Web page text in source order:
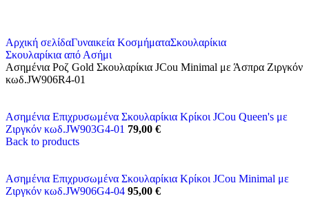
Αρχική σελίδαΓυναικεία ΚοσμήματαΣκουλαρίκια
Σκουλαρίκια από Ασήμι
Ασημένια Ροζ Gold Σκουλαρίκια JCou Minimal με Άσπρα Ζιργκόν
κωδ.JW906R4-01
Ασημένια Επιχρυσωμένα Σκουλαρίκια Κρίκοι JCou Queen's με
Ζιργκόν κωδ.JW903G4-01 79,00 €
Back to products
Ασημένια Επιχρυσωμένα Σκουλαρίκια Κρίκοι JCou Minimal με
Ζιργκόν κωδ.JW906G4-04 95,00 €